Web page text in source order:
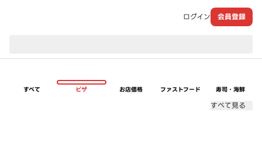
ログイン 会員登録
すべて ピザ お店価格 ファストフード 寿司・海鮮
すべて見る